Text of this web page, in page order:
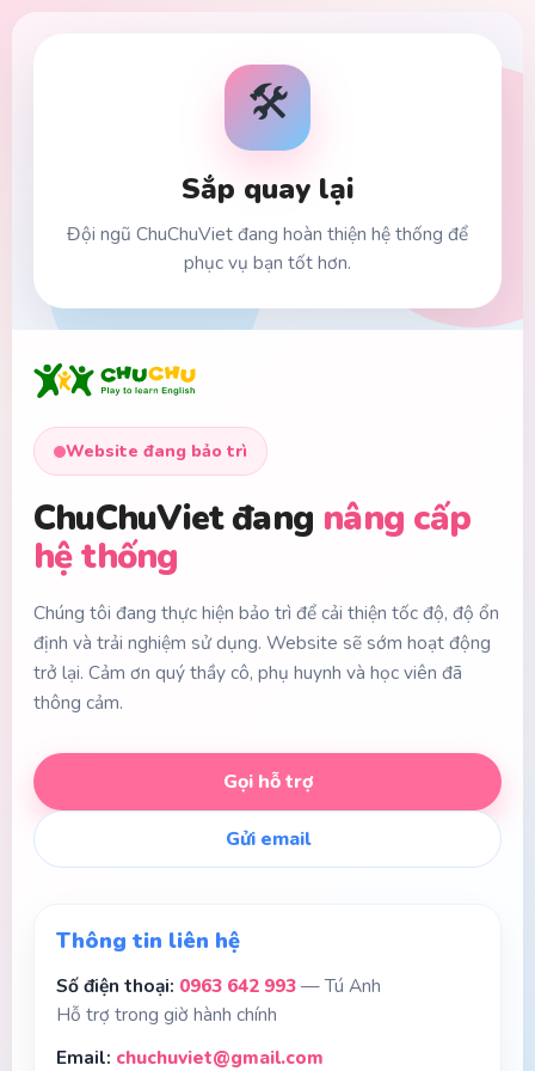
Website đang bảo trì
ChuChuViet đang nâng cấp
hệ thống
Chúng tôi đang thực hiện bảo trì để cải thiện tốc độ, độ ổn
định và trải nghiệm sử dụng. Website sẽ sớm hoạt động
trở lại. Cảm ơn quý thầy cô, phụ huynh và học viên đã
thông cảm.
Gọi hỗ trợ
Gửi email
Thông tin liên hệ
Số điện thoại: 0963 642 993— Tú Anh
Hỗ trợ trong giờ hành chính
Email: chuchuviet@gmail.com
🛠️
Sắp quay lại
Đội ngũ ChuChuViet đang hoàn thiện hệ thống để
phục vụ bạn tốt hơn.